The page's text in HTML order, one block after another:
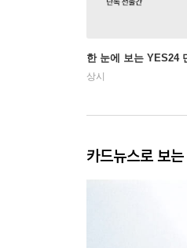
한 눈에 보는 YES24
상시
카드뉴스로 보